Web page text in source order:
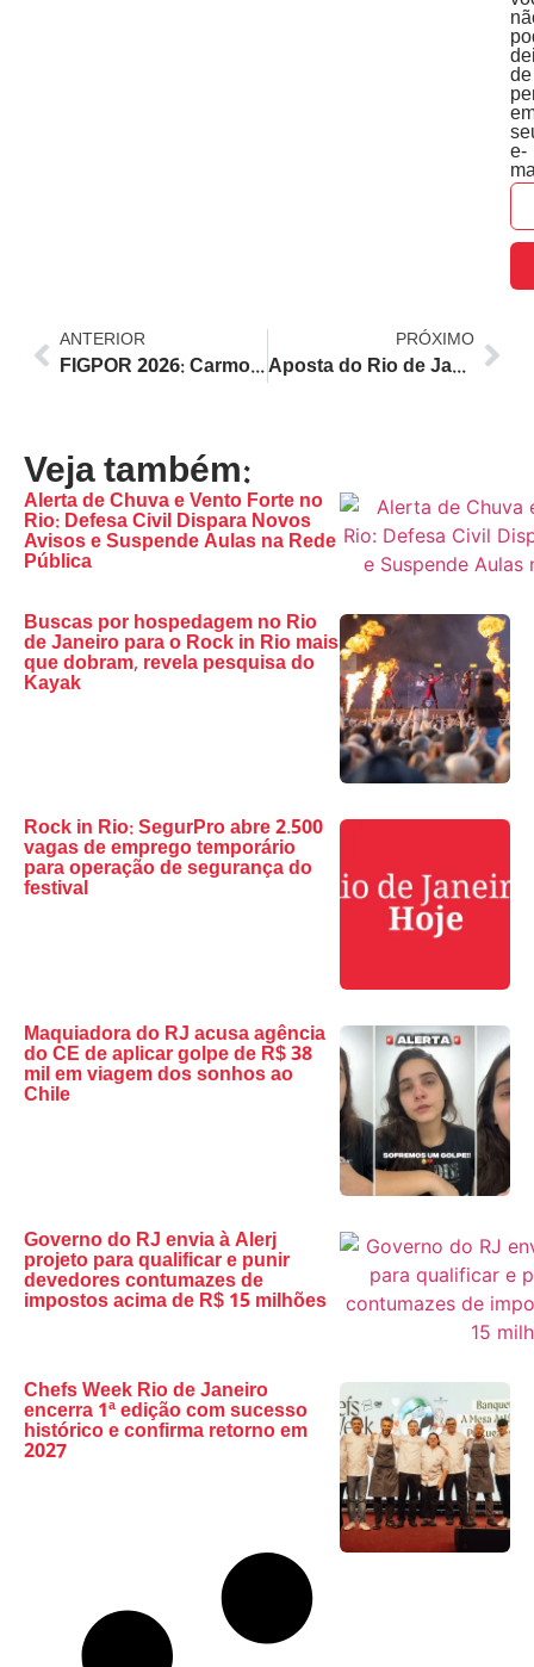
de
e-
ANTERIOR
FIGPOR 2026: Carmo-RJ Confirma Nayara Azevedo, Marvilla e Grandes Atrações em Festival de Música, Gastronomia e Cultura
PRÓXIMO
Aposta do Rio de Janeiro Acerta Lotofácil e Leva R$ 1,9 Milhão no Concurso 3728
Veja também:
Alerta de Chuva e Vento Forte no
Rio: Defesa Civil Dispara Novos
Avisos e Suspende Aulas na Rede
Pública
Buscas por hospedagem no Rio
de Janeiro para o Rock in Rio mais
que dobram, revela pesquisa do
Kayak
Rock in Rio: SegurPro abre 2.500
vagas de emprego temporário
para operação de segurança do
festival
Maquiadora do RJ acusa agência
do CE de aplicar golpe de R$ 38
mil em viagem dos sonhos ao
Chile
Governo do RJ envia à Alerj
projeto para qualificar e punir
devedores contumazes de
impostos acima de R$ 15 milhões
Chefs Week Rio de Janeiro
encerra 1ª edição com sucesso
histórico e confirma retorno em
2027